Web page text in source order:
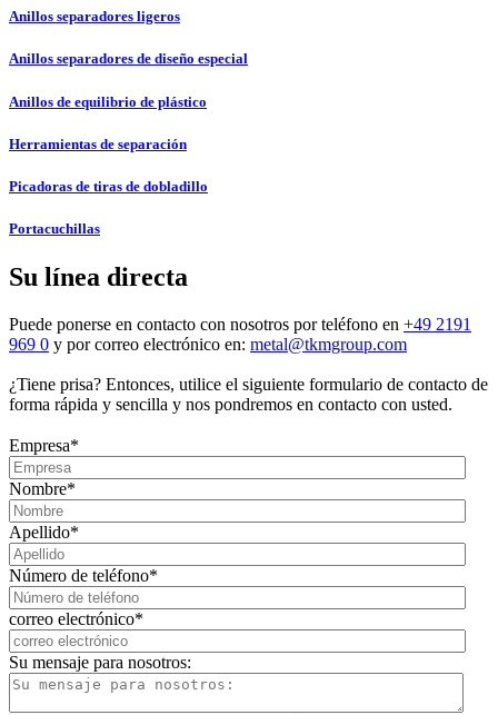
Anillos separadores ligeros
Anillos separadores de diseño especial
Anillos de equilibrio de plástico
Herramientas de separación
Picadoras de tiras de dobladillo
Portacuchillas
Su línea directa
Puede ponerse en contacto con nosotros por teléfono en +49 2191
969 0 y por correo electrónico en: metal@tkmgroup.com
¿Tiene prisa? Entonces, utilice el siguiente formulario de contacto de
forma rápida y sencilla y nos pondremos en contacto con usted.
Empresa*
Nombre*
Apellido*
Número de teléfono*
correo electrónico*
Su mensaje para nosotros: